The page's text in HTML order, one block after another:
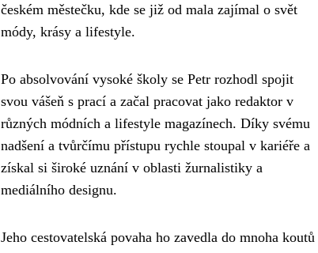
českém městečku, kde se již od mala zajímal o svět
módy, krásy a lifestyle.
Po absolvování vysoké školy se Petr rozhodl spojit
svou vášeň s prací a začal pracovat jako redaktor v
různých módních a lifestyle magazínech. Díky svému
nadšení a tvůrčímu přístupu rychle stoupal v kariéře a
získal si široké uznání v oblasti žurnalistiky a
mediálního designu.
Jeho cestovatelská povaha ho zavedla do mnoha koutů